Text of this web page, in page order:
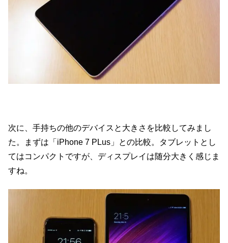
次に、手持ちの他のデバイスと大きさを比較してみまし
た。まずは「iPhone 7 PLus」との比較。タブレットとし
てはコンパクトですが、ディスプレイは随分大きく感じま
すね。